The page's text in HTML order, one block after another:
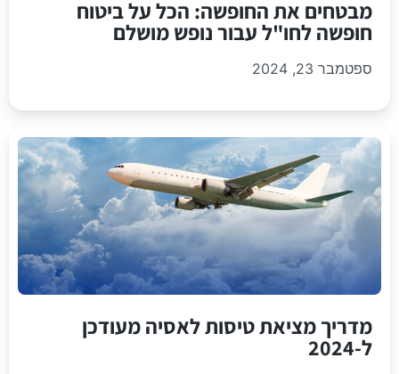
מבטחים את החופשה: הכל על ביטוח
חופשה לחו"ל עבור נופש מושלם
ספטמבר 23, 2024
מדריך מציאת טיסות לאסיה מעודכן
ל-2024